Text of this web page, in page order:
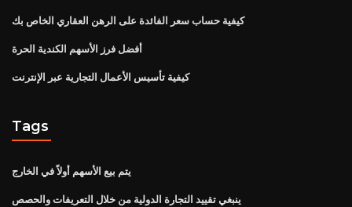
كيفية حساب سعر الفائدة على الرهن العقاري الخاص بك
أفضل فرز الأسهم الكندية الحرة
كيفية تأسيس الأعمال التجارية عبر الإنترنت
Tags
يتم بيع الأسهم أولاً في الخارج
ينبغي تقييد التجارة الدولية من خلال التعريفات والحصص